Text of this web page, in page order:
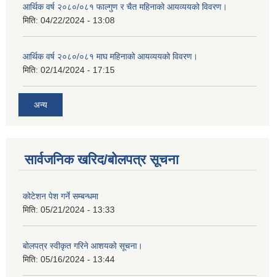
आर्थिक वर्ष २०८०/०८१ फाल्गुण र चैत महिनाको आयव्ययको विवरण।
मिति: 04/22/2024 - 13:08
आर्थिक वर्ष २०८०/०८१ माघ महिनाको आयव्ययको विवरण।
मिति: 02/14/2024 - 17:15
अन्य
सार्वजनिक खरिद/बोलपत्र सूचना
कोटेशन पेश गर्ने सम्बन्धमा
मिति: 05/21/2024 - 13:33
बोलपत्र स्वीकृत गरिने आशयको सूचना।
मिति: 05/16/2024 - 13:44